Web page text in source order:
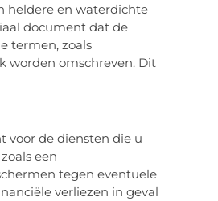
heldere en waterdichte
document dat de
termen, zoals
worden omschreven. Dit
voor de diensten die u
een
tegen eventuele
verliezen in geval